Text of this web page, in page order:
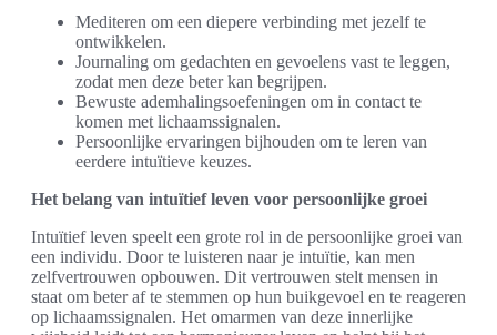
Mediteren om een diepere verbinding met jezelf te
ontwikkelen.
Journaling om gedachten en gevoelens vast te leggen,
zodat men deze beter kan begrijpen.
Bewuste ademhalingsoefeningen om in contact te
komen met lichaamssignalen.
Persoonlijke ervaringen bijhouden om te leren van
eerdere intuïtieve keuzes.
Het belang van intuïtief leven voor persoonlijke groei
Intuïtief leven speelt een grote rol in de persoonlijke groei van
een individu. Door te luisteren naar je intuïtie, kan men
zelfvertrouwen opbouwen. Dit vertrouwen stelt mensen in
staat om beter af te stemmen op hun buikgevoel en te reageren
op lichaamssignalen. Het omarmen van deze innerlijke